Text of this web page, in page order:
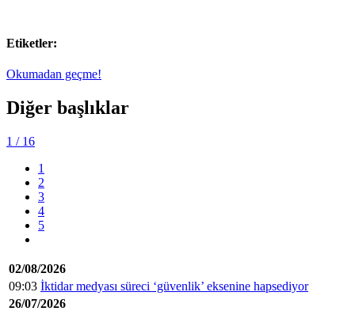
Etiketler:
Okumadan geçme!
Diğer başlıklar
1 / 16
1
2
3
4
5
02/08/2026
09:03 İktidar medyası süreci ‘güvenlik’ eksenine hapsediyor
26/07/2026